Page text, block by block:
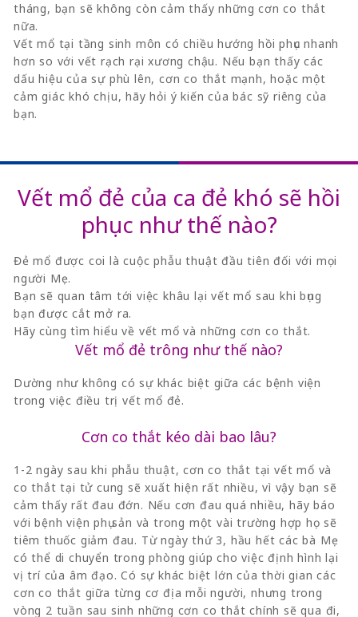
tháng, bạn sẽ không còn cảm thấy những cơn co thắt
nữa.
Vết mổ tại tầng sinh môn có chiều hướng hồi phục nhanh
hơn so với vết rạch rại xương chậu. Nếu bạn thấy các
dấu hiệu của sự phù lên, cơn co thắt mạnh, hoặc một
cảm giác khó chịu, hãy hỏi ý kiến của bác sỹ riêng của
bạn.
Vết mổ đẻ của ca đẻ khó sẽ hồi
phục như thế nào?
Đẻ mổ được coi là cuộc phẫu thuật đầu tiên đối với mọi
người Mẹ.
Bạn sẽ quan tâm tới việc khâu lại vết mổ sau khi bụng
bạn được cắt mở ra.
Hãy cùng tìm hiểu về vết mổ và những cơn co thắt.
Vết mổ đẻ trông như thế nào?
Dường như không có sự khác biệt giữa các bệnh viện
trong việc điều trị vết mổ đẻ.
Cơn co thắt kéo dài bao lâu?
1-2 ngày sau khi phẫu thuật, cơn co thắt tại vết mổ và
co thắt tại tử cung sẽ xuất hiện rất nhiều, vì vậy bạn sẽ
cảm thấy rất đau đớn. Nếu cơn đau quá nhiều, hãy báo
với bệnh viện phụ sản và trong một vài trường hợp họ sẽ
tiêm thuốc giảm đau. Từ ngày thứ 3, hầu hết các bà Mẹ
có thể di chuyển trong phòng giúp cho việc định hình lại
vị trí của âm đạo. Có sự khác biệt lớn của thời gian các
cơn co thắt giữa từng cơ địa mỗi người, nhưng trong
vòng 2 tuần sau sinh những cơn co thắt chính sẽ qua đi,